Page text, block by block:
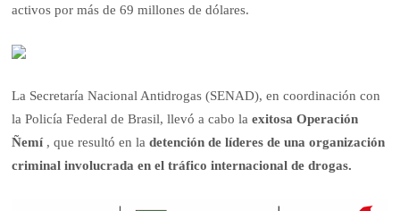
activos por más de 69 millones de dólares.
La Secretaría Nacional Antidrogas (SENAD), en coordinación con
la Policía Federal de Brasil, llevó a cabo la exitosa Operación
Ñemí , que resultó en ladetención de líderes de una organización
criminal involucrada en el tráfico internacional de drogas.